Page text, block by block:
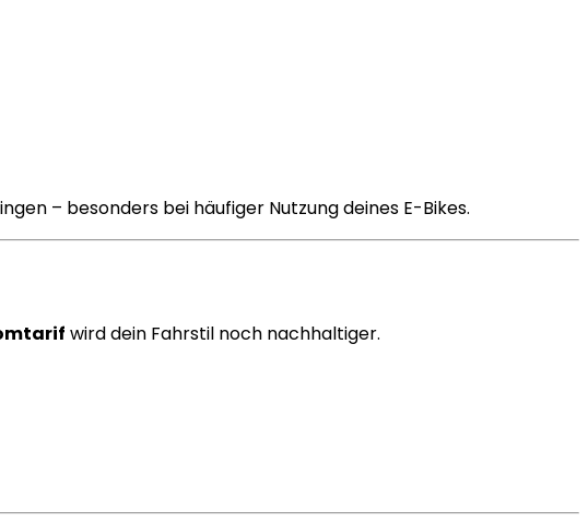
– besonders bei häufiger Nutzung deines E-Bikes.
wird dein Fahrstil noch nachhaltiger.